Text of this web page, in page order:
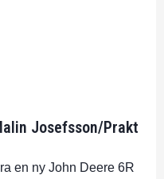
Josefsson/Prakt
en ny John Deere 6R